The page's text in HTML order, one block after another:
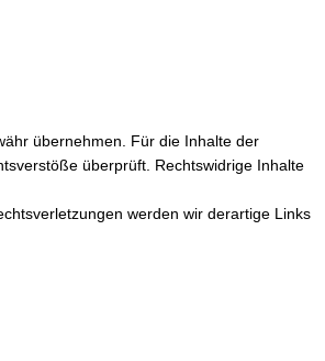
übernehmen. Für die Inhalte der
überprüft. Rechtswidrige Inhalte
werden wir derartige Links